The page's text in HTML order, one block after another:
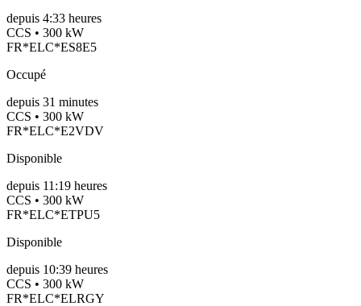
depuis 4:33 heures
CCS • 300 kW
FR*ELC*ES8E5
Occupé
depuis 31 minutes
CCS • 300 kW
FR*ELC*E2VDV
Disponible
depuis 11:19 heures
CCS • 300 kW
FR*ELC*ETPU5
Disponible
depuis 10:39 heures
CCS • 300 kW
FR*ELC*ELRGY